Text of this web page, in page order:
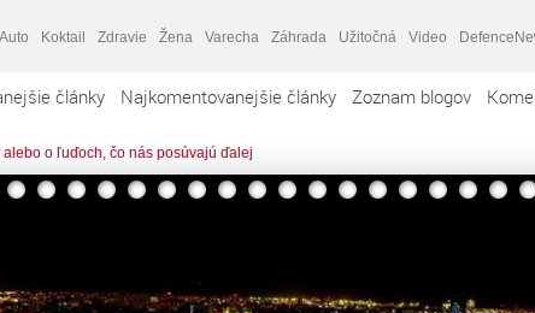
Auto Koktail Zdravie Žena Varecha Záhrada Užitočná Video
články Najkomentovanejšie články Zoznam blogov
o ľuďoch, čo nás posúvajú ďalej